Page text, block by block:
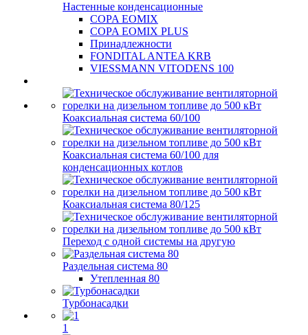
Настенные конденсационные
COPA EOMIX
COPA EOMIX PLUS
Принадлежности
FONDITAL ANTEA KRB
VIESSMANN VITODENS 100
Коаксиальная система 60/100
Коаксиальная система 60/100 для
конденсационных котлов
Коаксиальная система 80/125
Переход с одной системы на другую
Раздельная система 80
Утепленная 80
Турбонасадки
1